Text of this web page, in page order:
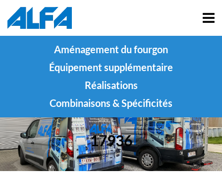
Aménagement du fourgon
Équipement supplémentaire
Réalisations
Combinaisons & Spécificités
17936